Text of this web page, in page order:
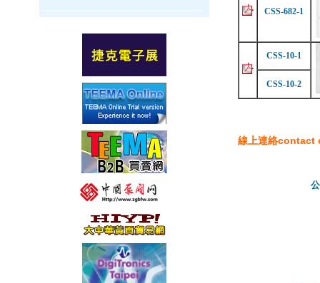
CSS-682-1
CSS-10-1
CSS-10-2
線上連絡contact